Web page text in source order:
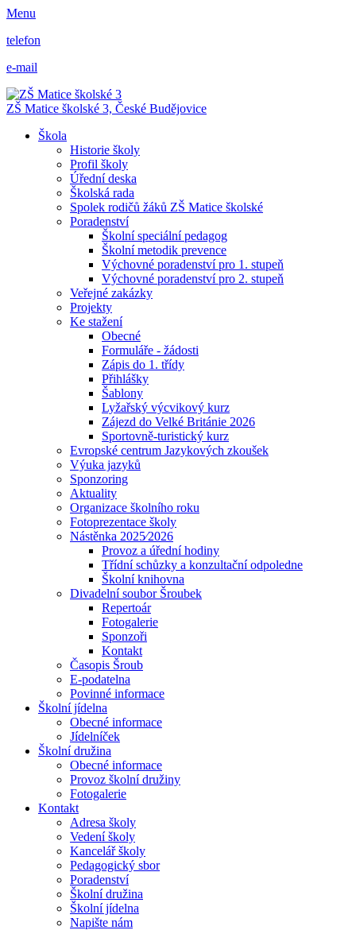
Menu
telefon
e-mail
ZŠ Matice školské 3, České Budějovice
Škola
Historie školy
Profil školy
Úřední deska
Školská rada
Spolek rodičů žáků ZŠ Matice školské
Poradenství
Školní speciální pedagog
Školní metodik prevence
Výchovné poradenství pro 1. stupeň
Výchovné poradenství pro 2. stupeň
Veřejné zakázky
Projekty
Ke stažení
Obecné
Formuláře - žádosti
Zápis do 1. třídy
Přihlášky
Šablony
Lyžařský výcvikový kurz
Zájezd do Velké Británie 2026
Sportovně-turistický kurz
Evropské centrum Jazykových zkoušek
Výuka jazyků
Sponzoring
Aktuality
Organizace školního roku
Fotoprezentace školy
Nástěnka 2025⁄2026
Provoz a úřední hodiny
Třídní schůzky a konzultační odpoledne
Školní knihovna
Divadelní soubor Šroubek
Repertoár
Fotogalerie
Sponzoři
Kontakt
Časopis Šroub
E-podatelna
Povinné informace
Školní jídelna
Obecné informace
Jídelníček
Školní družina
Obecné informace
Provoz školní družiny
Fotogalerie
Kontakt
Adresa školy
Vedení školy
Kancelář školy
Pedagogický sbor
Poradenství
Školní družina
Školní jídelna
Napište nám